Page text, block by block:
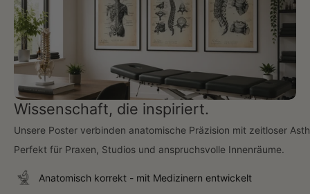
Wissenschaft, die inspiriert.
Unsere Poster verbinden anatomische Präzision mit zeitloser
Perfekt für Praxen, Studios und anspruchsvolle Innenräume.
Anatomisch korrekt - mit Medizinern entwickelt